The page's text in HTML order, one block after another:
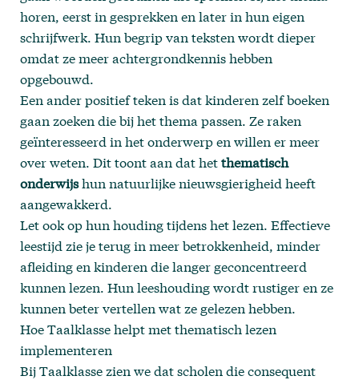
horen, eerst in gesprekken en later in hun eigen
schrijfwerk. Hun begrip van teksten wordt dieper
omdat ze meer achtergrondkennis hebben
opgebouwd.
Een ander positief teken is dat kinderen zelf boeken
gaan zoeken die bij het thema passen. Ze raken
geïnteresseerd in het onderwerp en willen er meer
over weten. Dit toont aan dat hetthematisch
onderwijshun natuurlijke nieuwsgierigheid heeft
aangewakkerd.
Let ook op hun houding tijdens het lezen. Effectieve
leestijd zie je terug in meer betrokkenheid, minder
afleiding en kinderen die langer geconcentreerd
kunnen lezen. Hun leeshouding wordt rustiger en ze
kunnen beter vertellen wat ze gelezen hebben.
Hoe Taalklasse helpt met thematisch lezen
implementeren
BijTaalklassezien we dat scholen die consequent